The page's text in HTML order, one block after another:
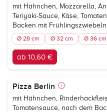
mit Hähnchen, Mozzarella,
Teriyaki-Sauce, Käse,
Backen mit Frühlingszwiebeln
Ø 28 cm Ø 32 cm Ø 36 cm
ab 10,60 €
Pizza Berlin
mit Hähnchen,
Tomatensauce, nach dem